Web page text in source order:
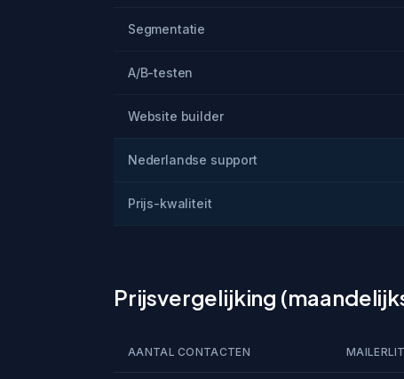
Segmentatie
A/B-testen
Website builder
Nederlandse support
Prijs-kwaliteit
Prijsvergelijking
AANTAL CONTACTEN